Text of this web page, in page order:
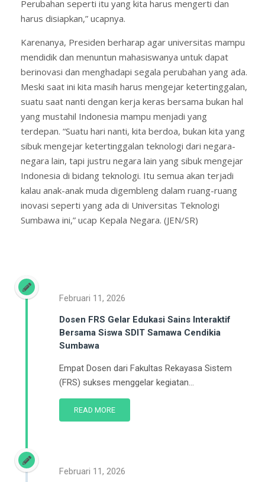
Perubahan seperti itu yang kita harus mengerti dan
harus disiapkan,” ucapnya.
Karenanya, Presiden berharap agar universitas mampu
mendidik dan menuntun mahasiswanya untuk dapat
berinovasi dan menghadapi segala perubahan yang ada.
Meski saat ini kita masih harus mengejar ketertinggalan,
suatu saat nanti dengan kerja keras bersama bukan hal
yang mustahil Indonesia mampu menjadi yang
terdepan. “Suatu hari nanti, kita berdoa, bukan kita yang
sibuk mengejar ketertinggalan teknologi dari negara-
negara lain, tapi justru negara lain yang sibuk mengejar
Indonesia di bidang teknologi. Itu semua akan terjadi
kalau anak-anak muda digembleng dalam ruang-ruang
inovasi seperti yang ada di Universitas Teknologi
Sumbawa ini,” ucap Kepala Negara. (JEN/SR)
Dosen FRS Gelar Edukasi Sains Interaktif
Bersama Siswa SDIT Samawa Cendikia
Sumbawa
Empat Dosen dari Fakultas Rekayasa Sistem
(FRS) sukses menggelar kegiatan...
READ MORE
Februari 11, 2026
Februari 11, 2026